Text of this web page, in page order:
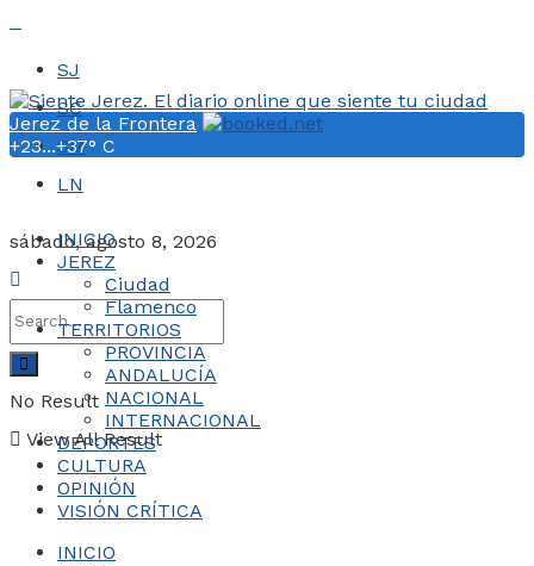
SJ
SC
SM
LN
sábado, agosto 8, 2026
No Result
View All Result
Jerez de la Frontera
+23...+37° C
INICIO
JEREZ
Ciudad
Flamenco
TERRITORIOS
PROVINCIA
ANDALUCÍA
NACIONAL
INTERNACIONAL
DEPORTES
CULTURA
OPINIÓN
VISIÓN CRÍTICA
INICIO